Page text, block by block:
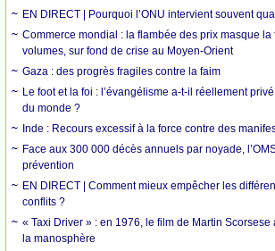
EN DIRECT | Pourquoi l’ONU intervient souvent
Commerce mondial : la flambée des prix masque la
volumes, sur fond de crise au Moyen-Orient
Gaza : des progrès fragiles contre la faim
Le foot et la foi : l’évangélisme a-t-il réellement
du monde ?
Inde : Recours excessif à la force contre des
Face aux 300 000 décès annuels par noyade,
prévention
EN DIRECT | Comment mieux empêcher les
conflits ?
« Taxi Driver » : en 1976, le film de Martin
la manosphère